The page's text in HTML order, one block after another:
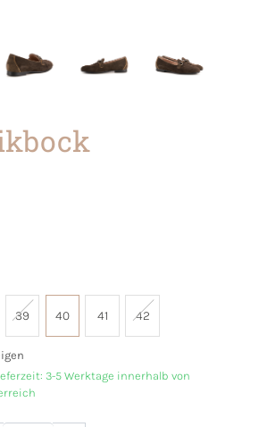
39 40 41 42
3-5 Werktage innerhalb von